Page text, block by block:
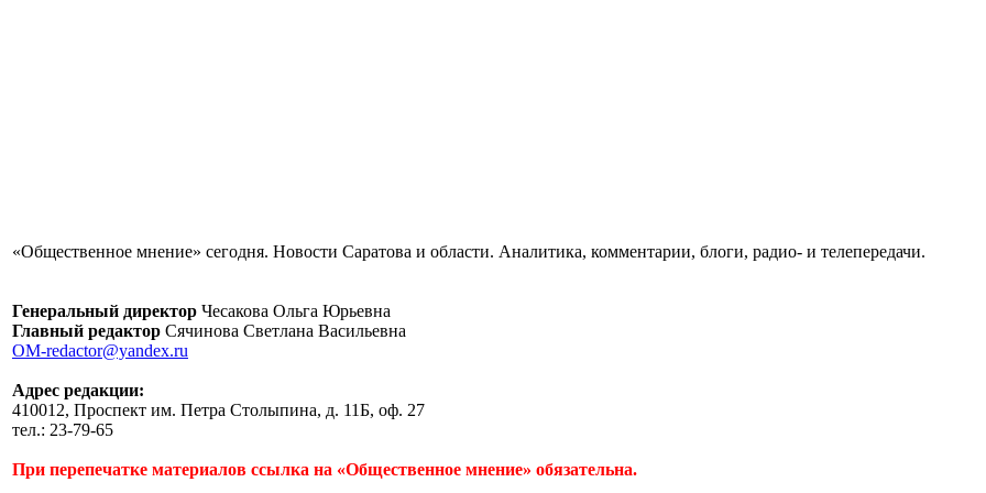
«Общественное мнение» сегодня. Новости Саратова и области. Аналитика, комментарии, блоги, радио- и телепередачи.
Генеральный директор Чесакова Ольга Юрьевна
Главный редактор Сячинова Светлана Васильевна
OM-redactor@yandex.ru
Адрес редакции:
410012, Проспект им. Петра Столыпина, д. 11Б, оф. 27
тел.: 23-79-65
При перепечатке материалов ссылка на «Общественное мнение» обязательна.